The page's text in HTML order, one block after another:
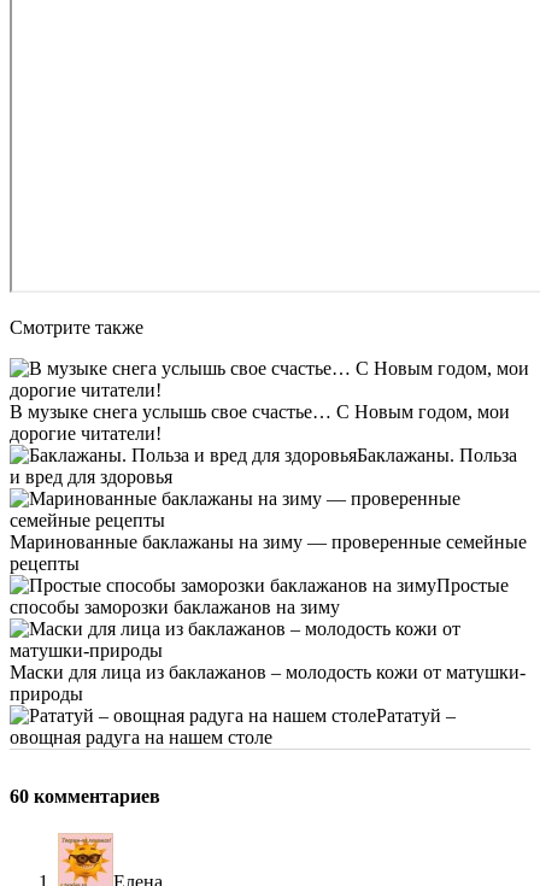
Смотрите также
В музыке снега услышь свое счастье… С Новым годом, мои
дорогие читатели!
Баклажаны. Польза
и вред для здоровья
Маринованные баклажаны на зиму — проверенные семейные
рецепты
Простые
способы заморозки баклажанов на зиму
Маски для лица из баклажанов – молодость кожи от матушки-
природы
Рататуй –
овощная радуга на нашем столе
60 комментариев